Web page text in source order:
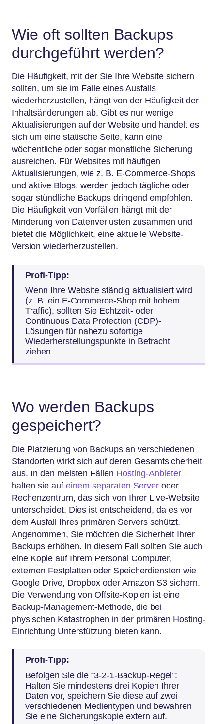
Wie oft sollten Backups
durchgeführt werden?
Die Häufigkeit, mit der Sie Ihre Website sichern
sollten, um sie im Falle eines Ausfalls
wiederherzustellen, hängt von der Häufigkeit der
Inhaltsänderungen ab. Gibt es nur wenige
Aktualisierungen auf der Website und handelt es
sich um eine statische Seite, kann eine
wöchentliche oder sogar monatliche Sicherung
ausreichen. Für Websites mit häufigen
Aktualisierungen, wie z. B. E-Commerce-Shops
und aktive Blogs, werden jedoch tägliche oder
sogar stündliche Backups dringend empfohlen.
Die Häufigkeit von Vorfällen hängt mit der
Minderung von Datenverlusten zusammen und
bietet die Möglichkeit, eine aktuelle Website-
Version wiederherzustellen.
Profi-Tipp:
Wenn Ihre Website ständig aktualisiert wird
(z. B. ein E-Commerce-Shop mit hohem
Traffic), sollten Sie Echtzeit- oder
Continuous Data Protection (CDP)-
Lösungen für nahezu sofortige
Wiederherstellungspunkte in Betracht
ziehen.
Wo werden Backups
gespeichert?
Die Platzierung von Backups an verschiedenen
Standorten wirkt sich auf deren Gesamtsicherheit
aus. In den meisten Fällen Hosting-Anbieter
halten sie auf einem separaten Server oder
Rechenzentrum, das sich von Ihrer Live-Website
unterscheidet. Dies ist entscheidend, da es vor
dem Ausfall Ihres primären Servers schützt.
Angenommen, Sie möchten die Sicherheit Ihrer
Backups erhöhen. In diesem Fall sollten Sie auch
eine Kopie auf Ihrem Personal Computer,
externen Festplatten oder Speicherdiensten wie
Google Drive, Dropbox oder Amazon S3 sichern.
Die Verwendung von Offsite-Kopien ist eine
Backup-Management-Methode, die bei
physischen Katastrophen in der primären Hosting-
Einrichtung Unterstützung bieten kann.
Profi-Tipp:
Befolgen Sie die “3-2-1-Backup-Regel”:
Halten Sie mindestens drei Kopien Ihrer
Daten vor, speichern Sie diese auf zwei
verschiedenen Medientypen und bewahren
Sie eine Sicherungskopie extern auf.